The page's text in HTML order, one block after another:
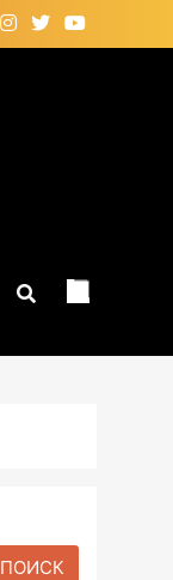
ПОИСК